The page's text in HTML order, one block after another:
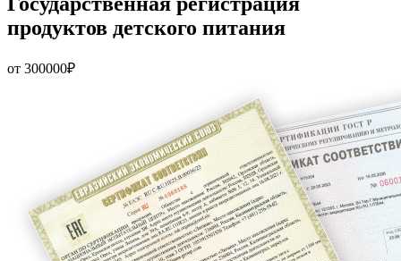
продуктов детского питания
от 300000₽